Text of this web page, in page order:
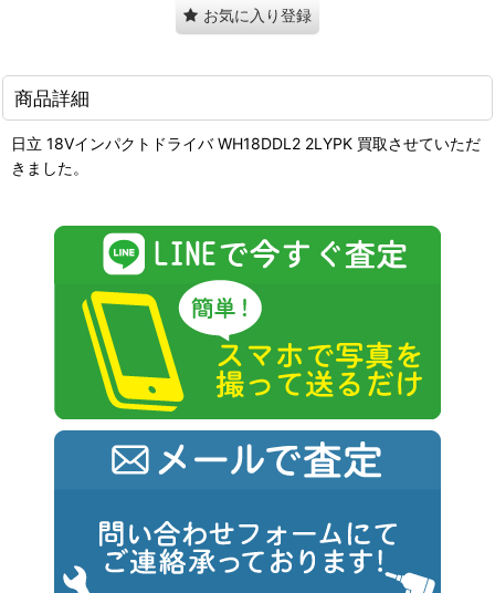
お気に入り登録
商品詳細
日立 18Vインパクトドライバ WH18DDL2 2LYPK 買取させていただ
きました。